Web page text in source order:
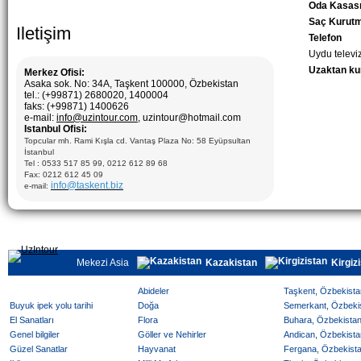
Iletişim
Merkez Ofisi:
Asaka sok. No: 34A, Taşkent 100000, Özbekistan
tel.: (+99871) 2680020, 1400004
faks: (+99871) 1400626
e-mail: info@uzintour.com, uzintour@hotmail.com
Istanbul Ofisi:
Topcular mh. Rami Kışla cd. Vantaş Plaza No: 58 Eyüpsultan
İstanbul
Tel : 0533 517 85 99, 0212 612 89 68
Fax: 0212 612 45 09
e-mail: info@taskent.biz
Oda Kasası
Saç
Telefon
Uydu
Uzaktan
Mekezi Asia Kazakistan
Abideler
Buyuk ipek yolu tarihi
Doğa
El Sanatları
Flora
Genel bilgiler
Göller ve Nehirler
Güzel Sanatlar
Hayvanat
Taşkent,
Semerkant,
Buhara,
Andican,
Fergana,